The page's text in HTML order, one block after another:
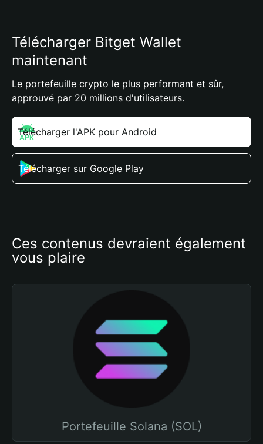
Télécharger Bitget Wallet
maintenant
Le portefeuille crypto le plus performant et sûr,
approuvé par 20 millions d'utilisateurs.
Télécharger l'APK pour Android
Télécharger sur Google Play
Ces contenus devraient également
vous plaire
Portefeuille Solana (SOL)